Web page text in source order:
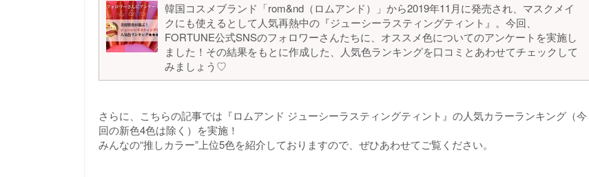
韓国コスメブランド「rom&nd（ロムアンド）」から2019年11月に発売され、マスクメイ
クにも使えるとして人気再熱中の『ジューシーラスティングティント』。今回、
FORTUNE公式SNSのフォロワーさんたちに、オススメ色についてのアンケートを実施し
ました！その結果をもとに作成した、人気色ランキングを口コミとあわせてチェックして
みましょう♡
さらに、こちらの記事では『ロムアンド ジューシーラスティングティント』の人気カラーランキング（今
回の新色4色は除く）を実施！
みんなの“推しカラー”上位5色を紹介しておりますので、ぜひあわせてご覧ください。